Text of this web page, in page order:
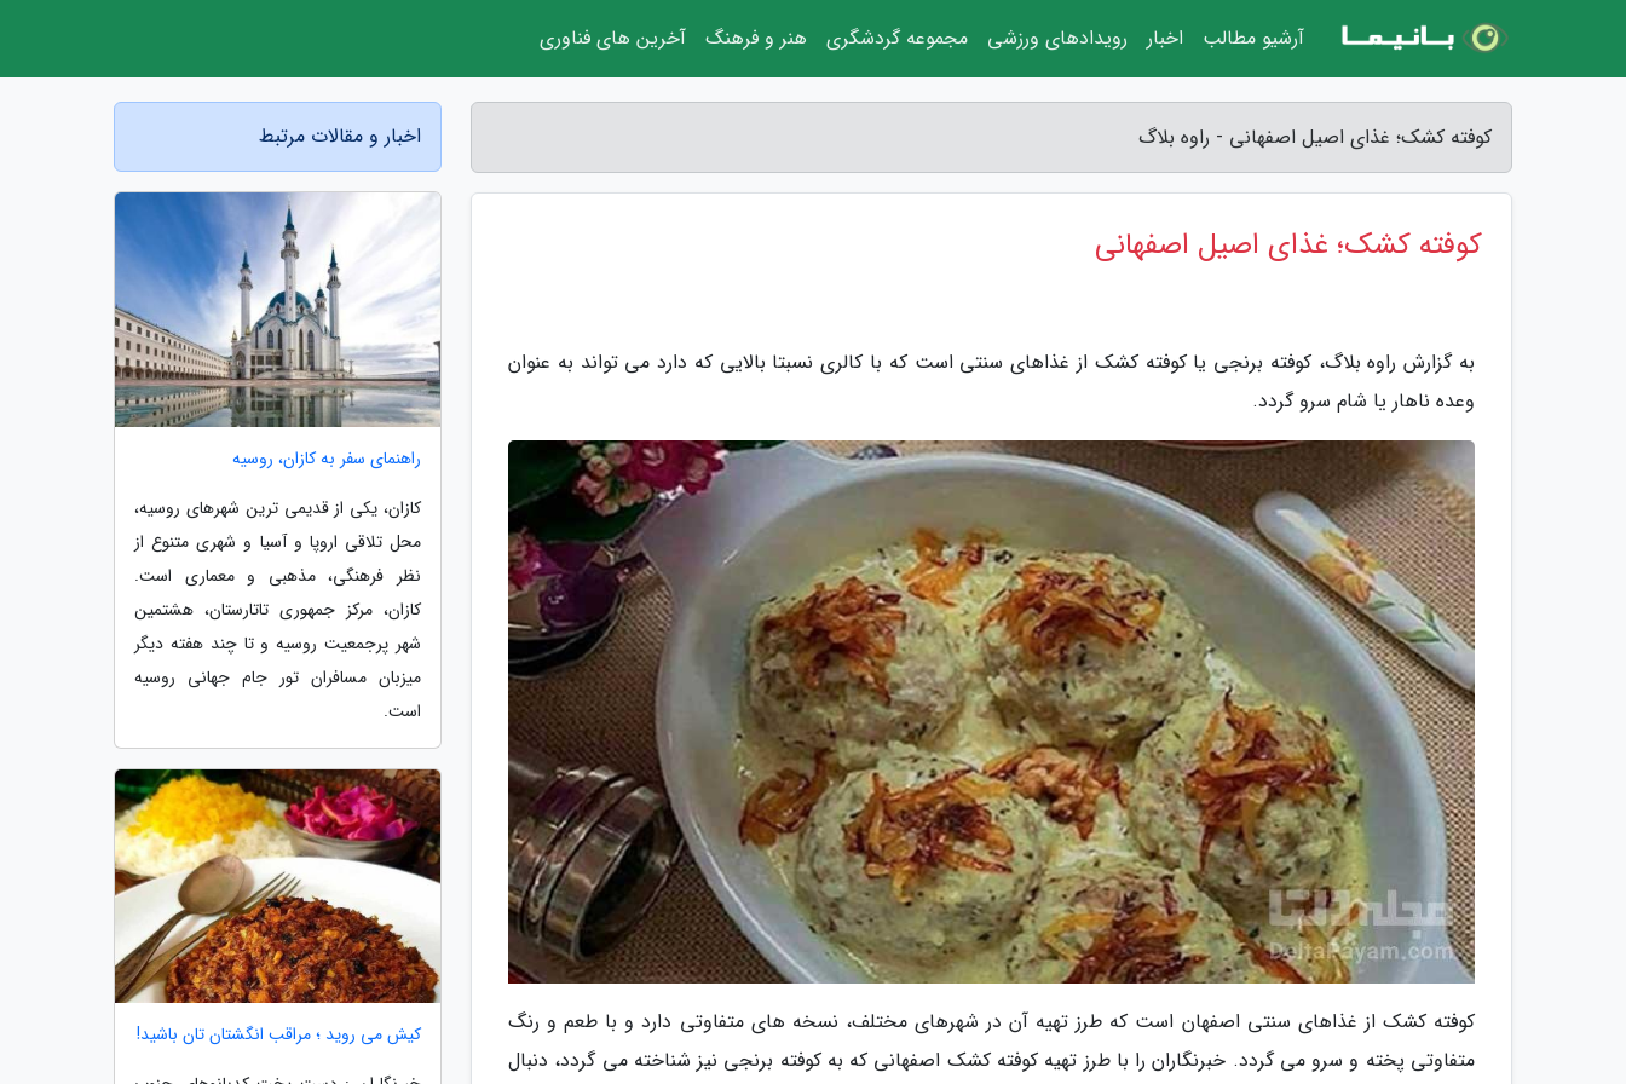
کوفته کشک؛ غذای اصیل اصفهانی - راوه بلاگ
کوفته کشک؛ غذای اصیل اصفهانی
به گزارش راوه بلاگ، کوفته برنجی یا کوفته کشک از غذاهای سنتی است که با کالری نسبتا بالایی که دارد می تواند به عنوان
وعده ناهار یا شام سرو گردد.
کوفته کشک از غذاهای سنتی اصفهان است که طرز تهیه آن در شهرهای مختلف، نسخه های متفاوتی دارد و با طعم و رنگ
متفاوتی پخته و سرو می گردد. خبرنگاران را با طرز تهیه کوفته کشک اصفهانی که به کوفته برنجی نیز شناخته می گردد، دنبال
اخبار و مقالات مرتبط
راهنمای سفر به کازان، روسیه
کازان، یکی از قدیمی ترین شهرهای روسیه،
محل تلاقی اروپا و آسیا و شهری متنوع از
نظر فرهنگی، مذهبی و معماری است.
کازان، مرکز جمهوری تاتارستان، هشتمین
شهر پرجمعیت روسیه و تا چند هفته دیگر
میزبان مسافران تور جام جهانی روسیه
است.
کیش می روید ؛ مراقب انگشتان تان باشید!
آرشیو مطالب اخبار رویدادهای ورزشی مجموعه گردشگری هنر و فرهنگ آخرین های فناوری